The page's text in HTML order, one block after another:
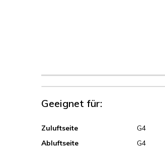
Geeignet für:
Zuluftseite
G4
Abluftseite
G4